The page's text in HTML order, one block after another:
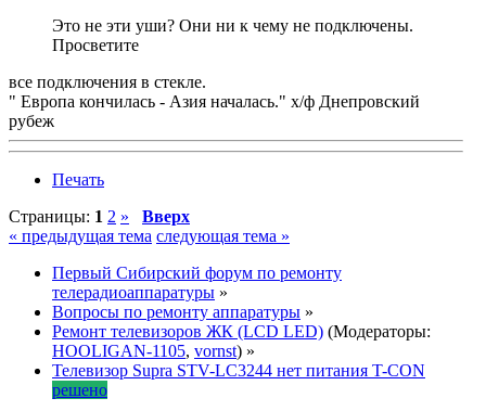
Это не эти уши? Они ни к чему не подключены.
Просветите
все подключения в стекле.
" Европа кончилась - Азия началась." х/ф Днепровский
рубеж
Печать
Страницы: 1 2 »
Вверх
« предыдущая тема следующая тема »
Первый Сибирский форум по ремонту
телерадиоаппаратуры »
Вопросы по ремонту аппаратуры »
Ремонт телевизоров ЖК (LCD LED) (Модераторы:
HOOLIGAN-1105, vornst) »
Телевизор Supra STV-LC3244 нет питания T-CON
решено